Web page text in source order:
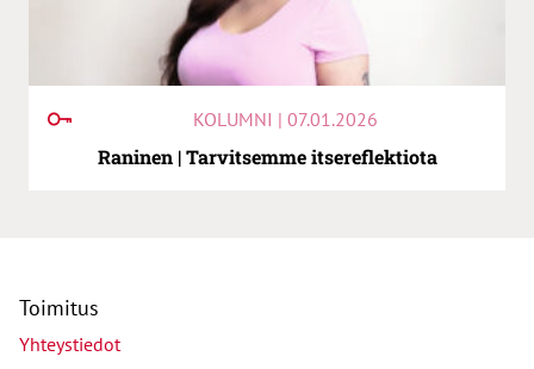
KOLUMNI | 07.01.2026
Raninen | Tarvitsemme itsereflektiota
Toimitus
Yhteystiedot